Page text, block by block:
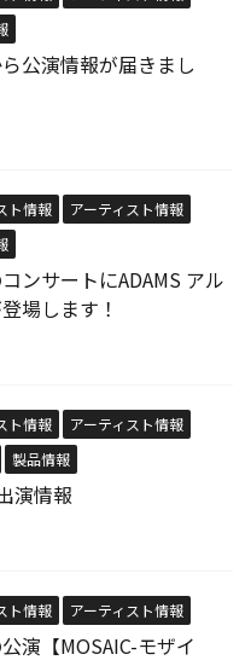
公演情報が届きまし
ト情報
アーティスト情報
ンサートにADAMS アル
場します！
ト情報
アーティスト情報
製品情報
演情報
ト情報 アーティスト情報
演【MOSAIC-モザイ